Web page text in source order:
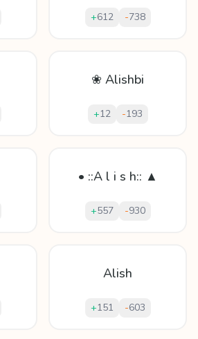
+612 -738
❀ Alishbi
+12 -193
• ::A l i s h:: ▲
+557 -930
Alish
+151 -603